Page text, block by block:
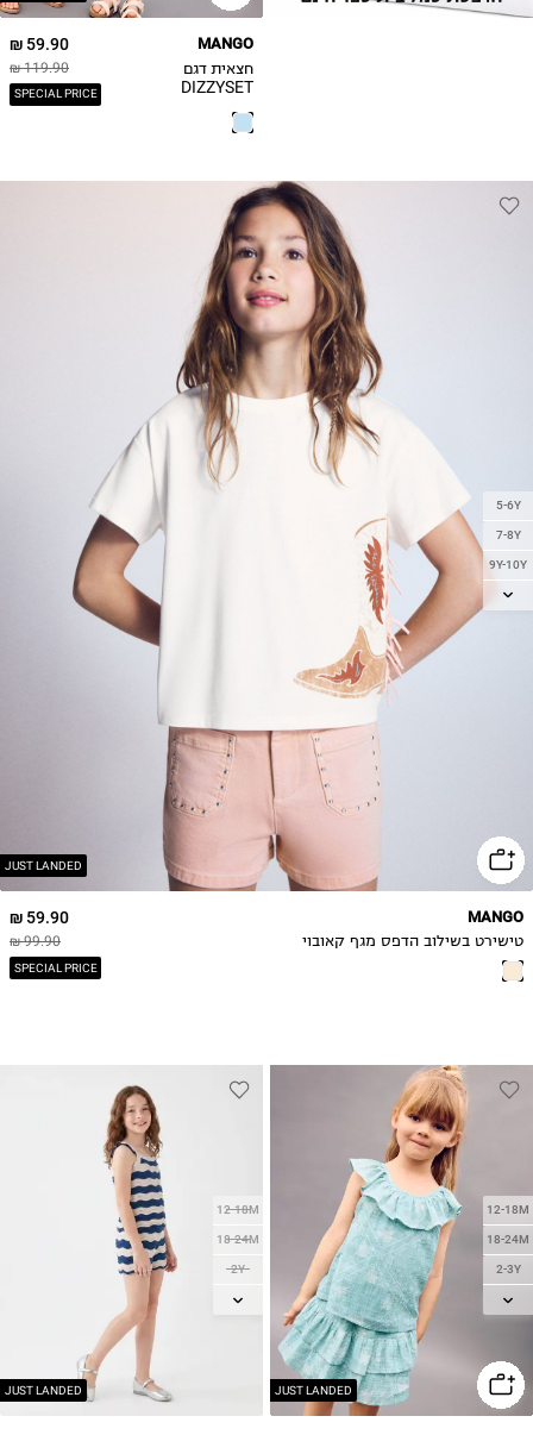
59.90 ₪
119.90 ₪
SPECIAL PRICE
MANGO
חצאית דגם
DIZZYSET
JUST LANDED
5-6Y
7-8Y
9Y-10Y
11-12Y
59.90 ₪
99.90 ₪
SPECIAL PRICE
MANGO
טישירט בשילוב הדפס מגף קאובוי
JUST LANDED
12-18M
18-24M
2-3Y
3-4Y
5-6Y
JUST LANDED
12-18M
18-24M
2Y
3Y
7Y